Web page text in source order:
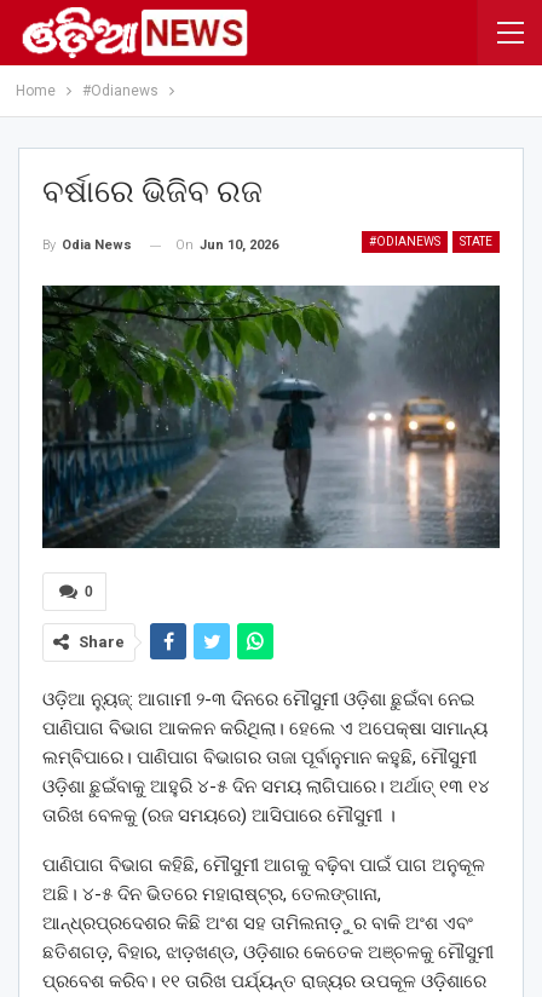
Home #Odianews
ବର୍ଷାରେ ଭିଜିବ ରଜ
#ODIANEWS STATE
By Odia News On Jun 10, 2026
0
Share
ଓଡ଼ିଆ ନ୍ୟୁଜ୍: ଆଗାମୀ ୨-୩ ଦିନରେ ମୌସୁମୀ ଓଡ଼ିଶା ଛୁଇଁବା ନେଇ
ପାଣିପାଗ ବିଭାଗ ଆକଳନ କରିଥିଲା। ହେଲେ ଏ ଅପେକ୍ଷା ସାମାନ୍ୟ
ଲମ୍ବିପାରେ। ପାଣିପାଗ ବିଭାଗର ତାଜା ପୂର୍ବାନୁମାନ କହୁଛି, ମୌସୁମୀ
ଓଡ଼ିଶା ଛୁଇଁବାକୁ ଆହୁରି ୪-୫ ଦିନ ସମୟ ଲାଗିପାରେ। ଅର୍ଥାତ୍ ୧୩ ୧୪
ତାରିଖ ବେଳକୁ (ରଜ ସମୟରେ) ଆସିପାରେ ମୌସୁମୀ ।
ପାଣିପାଗ ବିଭାଗ କହିଛି, ମୌସୁମୀ ଆଗକୁ ବଢ଼ିବା ପାଇଁ ପାଗ ଅନୁକୂଳ
ଅଛି। ୪-୫ ଦିନ ଭିତରେ ମହାରାଷ୍ଟ୍ର, ତେଲଙ୍ଗାନା,
ଆନ୍ଧ୍ରପ୍ରଦେଶର କିଛି ଅଂଶ ସହ ତାମିଲନାଡ଼ୁର ବାକି ଅଂଶ ଏବଂ
ଛତିଶଗଡ଼, ବିହାର, ଝାଡ଼ଖଣ୍ଡ, ଓଡ଼ିଶାର କେତେକ ଅଞ୍ଚଳକୁ ମୌସୁମୀ
ପ୍ରବେଶ କରିବ। ୧୧ ତାରିଖ ପର୍ଯ୍ୟନ୍ତ ରାଜ୍ୟର ଉପକୂଳ ଓଡ଼ିଶାରେ